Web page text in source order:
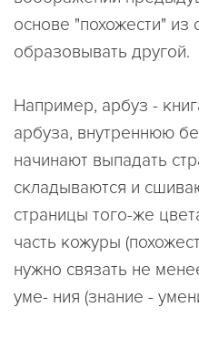
основе "похожести" из
образовывать другой.
Например, арбуз -
арбуза, внутреннюю
начинают выпадать
складываются и
страницы того-же
часть кожуры
нужно связать не
уме- ния (знание -